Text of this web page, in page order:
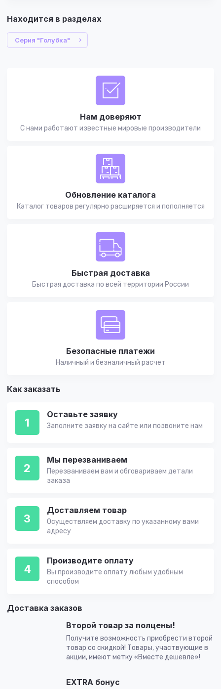
Находится в разделах
Серия "Голубка"
Нам доверяют
С нами работают известные мировые производители
Обновление каталога
Каталог товаров регулярно расширяется и пополняется
Быстрая доставка
Быстрая доставка по всей территории России
Безопасные платежи
Наличный и безналичный расчет
Как заказать
1
Оставьте заявку
Заполните заявку на сайте или позвоните нам
2
Мы перезваниваем
Перезваниваем вам и обговариваем детали
заказа
3
Доставляем товар
Осуществляем доставку по указанному вами
адресу
4
Производите оплату
Вы производите оплату любым удобным
способом
Доставка заказов
Второй товар за полцены!
Получите возможность приобрести второй
товар со скидкой! Товары, участвующие в
акции, имеют метку «Вместе дешевле»!
EXTRA бонус